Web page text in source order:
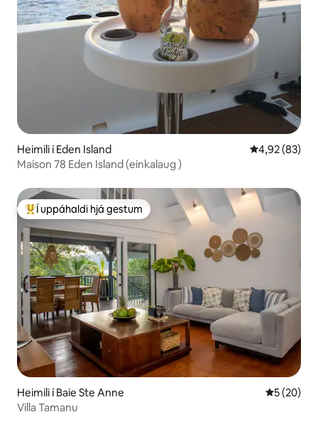
Heimili í Eden Island 4,92 af 5 í
4,92 (83)
Maison 78 Eden Island (einkalaug )
Í mestu uppáhaldi hjá gestum
Í uppáhaldi hjá gestum
Heimili í Baie Ste Anne 5 af 5 í
5 (20)
Villa Tamanu